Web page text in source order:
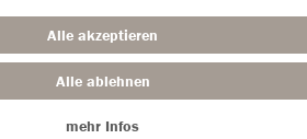
Alle akzeptieren
Alle ablehnen
mehr Infos